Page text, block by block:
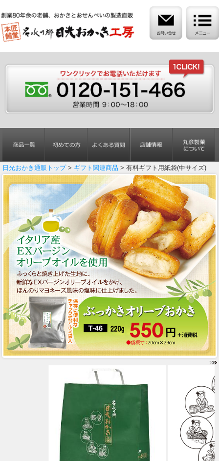
日光おかき通販トップ> ギフト関連商品 > 有料ギフト用紙袋(中サイズ)